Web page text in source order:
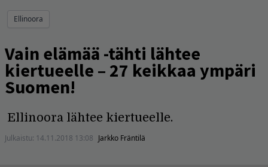
Ellinoora
Vain elämää -tähti lähtee
kiertueelle – 27 keikkaa ympäri
Suomen!
Ellinoora lähtee kiertueelle.
Julkaistu: 14.11.2018 13:08 Jarkko Fräntilä